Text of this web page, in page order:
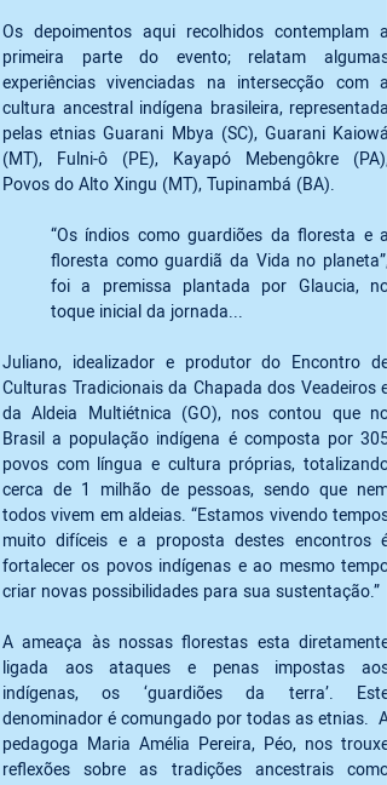
Os depoimentos aqui recolhidos contemplam a
primeira parte do evento; relatam algumas
experiências vivenciadas na intersecção com a
cultura ancestral indígena brasileira, representada
pelas etnias Guarani Mbya (SC), Guarani Kaiowá
(MT), Fulni-ô (PE), Kayapó Mebengôkre (PA),
Povos do Alto Xingu (MT), Tupinambá (BA).
“Os índios como guardiões da floresta e a
floresta como guardiã da Vida no planeta”,
foi a premissa plantada por Glaucia, no
toque inicial da jornada...
Juliano, idealizador e produtor do Encontro de
Culturas Tradicionais da Chapada dos Veadeiros e
da Aldeia Multiétnica (GO), nos contou que no
Brasil a população indígena é composta por 305
povos com língua e cultura próprias, totalizando
cerca de 1 milhão de pessoas, sendo que nem
todos vivem em aldeias. “Estamos vivendo tempos
muito difíceis e a proposta destes encontros é
fortalecer os povos indígenas e ao mesmo tempo
criar novas possibilidades para sua sustentação.”
A ameaça às nossas florestas esta diretamente
ligada aos ataques e penas impostas aos
indígenas, os ‘guardiões da terra’. Este
denominador é comungado por todas as etnias.  A
pedagoga Maria Amélia Pereira, Péo, nos trouxe
reflexões sobre as tradições ancestrais como